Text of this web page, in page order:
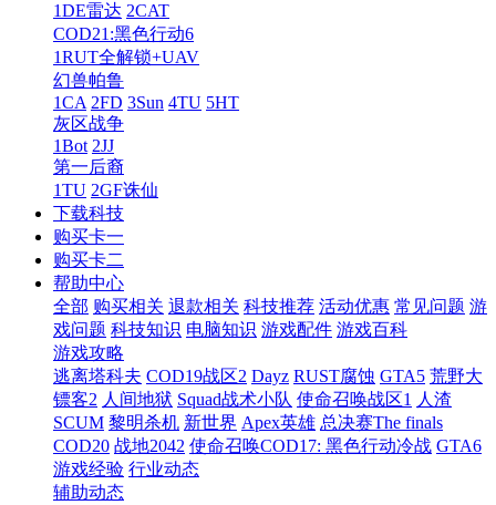
1DE雷达 2CAT
COD21:黑色行动6
1RUT全解锁+UAV
幻兽帕鲁
1CA 2FD 3Sun 4TU 5HT
灰区战争
1Bot 2JJ
第一后裔
1TU 2GF诛仙
下载科技
购买卡一
购买卡二
帮助中心
全部 购买相关 退款相关 科技推荐 活动优惠 常见问题 游
戏问题 科技知识 电脑知识 游戏配件 游戏百科
游戏攻略
逃离塔科夫 COD19战区2 Dayz RUST腐蚀 GTA5 荒野大
镖客2 人间地狱 Squad战术小队 使命召唤战区1 人渣
SCUM 黎明杀机 新世界 Apex英雄 总决赛The finals
COD20 战地2042 使命召唤COD17: 黑色行动冷战 GTA6
游戏经验 行业动态
辅助动态